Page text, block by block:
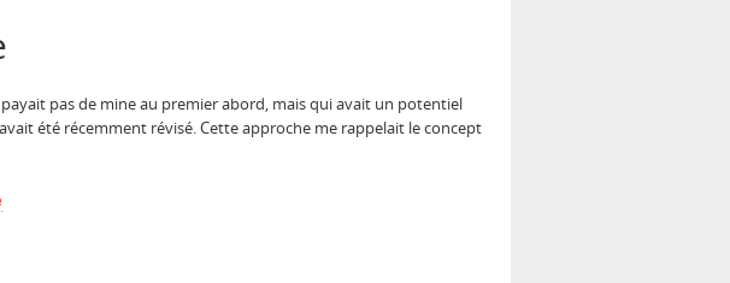
pas de mine au premier abord, mais qui avait un potentiel
été récemment révisé. Cette approche me rappelait le concept